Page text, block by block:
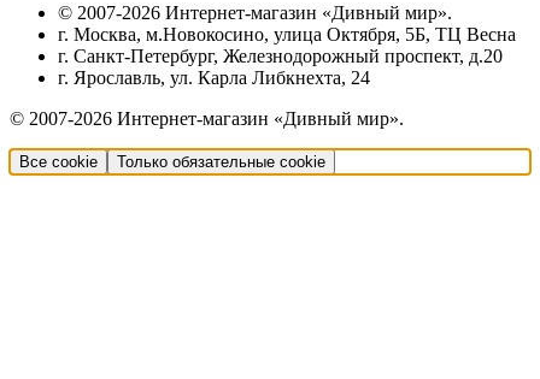
© 2007-2026 Интернет-магазин «Дивный мир».
г. Москва, м.Новокосино, улица Октября, 5Б, ТЦ Весна
г. Санкт-Петербург, Железнодорожный проспект, д.20
г. Ярославль, ул. Карла Либкнехта, 24
© 2007-2026 Интернет-магазин «Дивный мир».
Все cookie Только обязательные cookie